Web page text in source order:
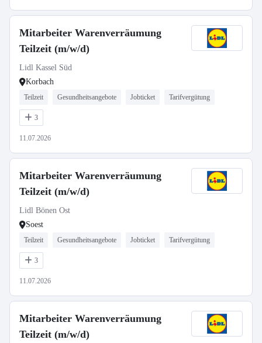
Mitarbeiter Warenverräumung
Teilzeit (m/w/d)
Lidl Kassel Süd
Korbach
Teilzeit Gesundheitsangebote Jobticket Tarifvergütung
3
11.07.2026
Mitarbeiter Warenverräumung
Teilzeit (m/w/d)
Lidl Bönen Ost
Soest
Teilzeit Gesundheitsangebote Jobticket Tarifvergütung
3
11.07.2026
Mitarbeiter Warenverräumung
Teilzeit (m/w/d)